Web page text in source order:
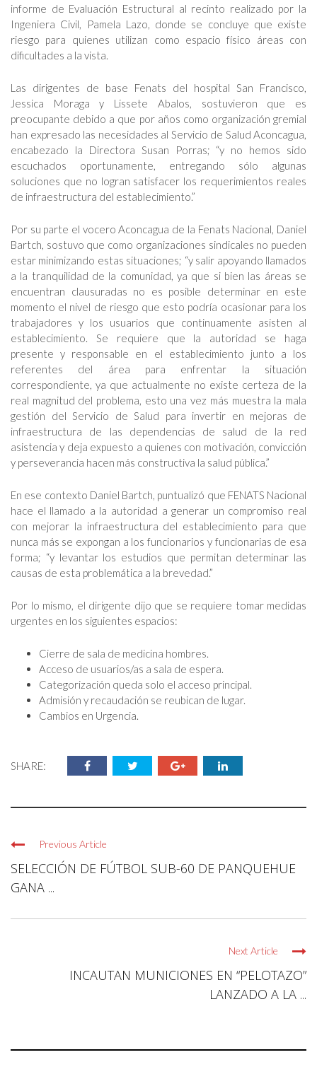
informe de Evaluación Estructural al recinto realizado por la
Ingeniera Civil, Pamela Lazo, donde se concluye que existe
riesgo para quienes utilizan como espacio físico áreas con
dificultades a la vista.
Las dirigentes de base Fenats del hospital San Francisco,
Jessica Moraga y Lissete Abalos, sostuvieron que es
preocupante debido a que por años como organización gremial
han expresado las necesidades al Servicio de Salud Aconcagua,
encabezado la Directora Susan Porras; “y no hemos sido
escuchados oportunamente, entregando sólo algunas
soluciones que no logran satisfacer los requerimientos reales
de infraestructura del establecimiento.”
Por su parte el vocero Aconcagua de la Fenats Nacional, Daniel
Bartch, sostuvo que como organizaciones sindicales no pueden
estar minimizando estas situaciones; “y salir apoyando llamados
a la tranquilidad de la comunidad, ya que si bien las áreas se
encuentran clausuradas no es posible determinar en este
momento el nivel de riesgo que esto podría ocasionar para los
trabajadores y los usuarios que continuamente asisten al
establecimiento. Se requiere que la autoridad se haga
presente y responsable en el establecimiento junto a los
referentes del área para enfrentar la situación
correspondiente, ya que actualmente no existe certeza de la
real magnitud del problema, esto una vez más muestra la mala
gestión del Servicio de Salud para invertir en mejoras de
infraestructura de las dependencias de salud de la red
asistencia y deja expuesto a quienes con motivación, convicción
y perseverancia hacen más constructiva la salud pública.”
En ese contexto Daniel Bartch, puntualizó que FENATS Nacional
hace el llamado a la autoridad a generar un compromiso real
con mejorar la infraestructura del establecimiento para que
nunca más se expongan a los funcionarios y funcionarias de esa
forma; “y levantar los estudios que permitan determinar las
causas de esta problemática a la brevedad.”
Por lo mismo, el dirigente dijo que se requiere tomar medidas
urgentes en los siguientes espacios:
Cierre de sala de medicina hombres.
Acceso de usuarios/as a sala de espera.
Categorización queda solo el acceso principal.
Admisión y recaudación se reubican de lugar.
Cambios en Urgencia.
SHARE:
Previous Article
SELECCIÓN DE FÚTBOL SUB-60 DE PANQUEHUE
GANA ...
Next Article
INCAUTAN MUNICIONES EN “PELOTAZO”
LANZADO A LA ...